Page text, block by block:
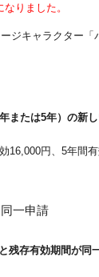
お問合わせ
りました。
または5年）の新
16,000円、5年間
一申請
残存有効期間が同